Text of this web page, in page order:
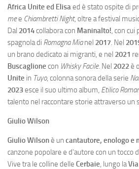
Africa Unite ed Elisaed è stato ospite di
mee Chiambretti Night, oltre a festival
Dal 2014collabora con Maninalto!, con cui
spagnola di Romagna Mianel 2017. Nel
un brano dedicato ai migranti, e nel 2021
Buscaglione con Whisky Facile. Nel 2022è
Unite in Tuyo, colonna sonora della serie
2023esce il suo ultimo album, Etilico
talento nel raccontare storie attraverso un
Giulio Wilson
Giulio Wilsonè un cantautore, enologo e
canzone popolare e d’autore con un tocco
Vive tra le colline delle Cerbaie, lungo la